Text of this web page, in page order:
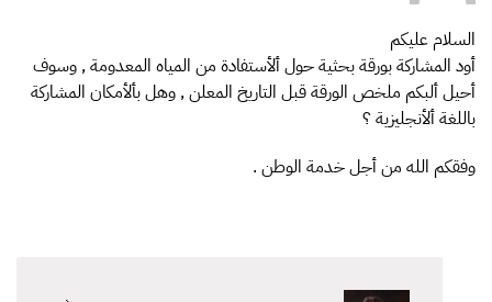
السلام عليكم
أود المشاركة بورقة بحثية حول ألأستفادة من المياه المعدومة , وسوف
أحيل ألبكم ملخص الورقة قبل التاريخ المعلن , وهل بألأمكان المشاركة
باللغة ألأنجليزية ؟
وفقكم الله من أجل خدمة الوطن .